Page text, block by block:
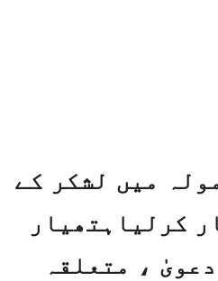
میں لشکر کے
کرلیاہتھیار
، متعلقہ